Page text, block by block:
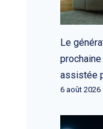
Le
assistée
6 août 2026